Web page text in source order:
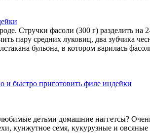
Стручки фасоли (300 г) разделить
пару средних луковиц, два зубчика
бульона, в котором варилась
детьми домашние наггетсы?
кунжутное семя, кукурузные и овсяные